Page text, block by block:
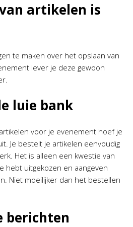
artikelen is
te maken over het opslaan van
lever je deze gewoon
luie bank
voor je evenement hoef je
Je bestelt je artikelen eenvoudig
Het is alleen een kwestie van
hebt uitgekozen en aangeven
Niet moeilijker dan het bestellen
berichten